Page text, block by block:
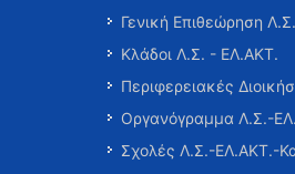
Γενική Επιθεώρηση
Κλάδοι Λ.Σ. - ΕΛ.ΑΚΤ.
Περιφερειακές
Οργανόγραμμα Λ.Σ.-
Σχολές Λ.Σ.-ΕΛ.ΑΚΤ.-